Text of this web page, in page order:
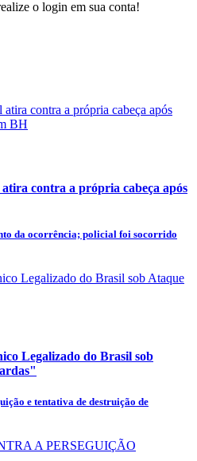
o login em sua conta!
contra a própria cabeça após
da ocorrência; policial foi socorrido
Legalizado do Brasil sob
e tentativa de destruição de